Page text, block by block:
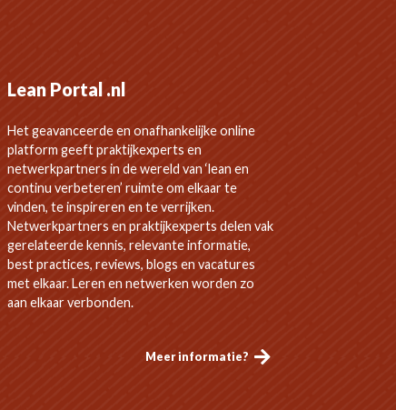
Lean Portal .nl
Het geavanceerde en onafhankelijke online
platform geeft praktijkexperts en
netwerkpartners in de wereld van ‘lean en
continu verbeteren’ ruimte om elkaar te
vinden, te inspireren en te verrijken.
Netwerkpartners en praktijkexperts delen vak
gerelateerde kennis, relevante informatie,
best practices, reviews, blogs en vacatures
met elkaar. Leren en netwerken worden zo
aan elkaar verbonden.
Meer informatie?